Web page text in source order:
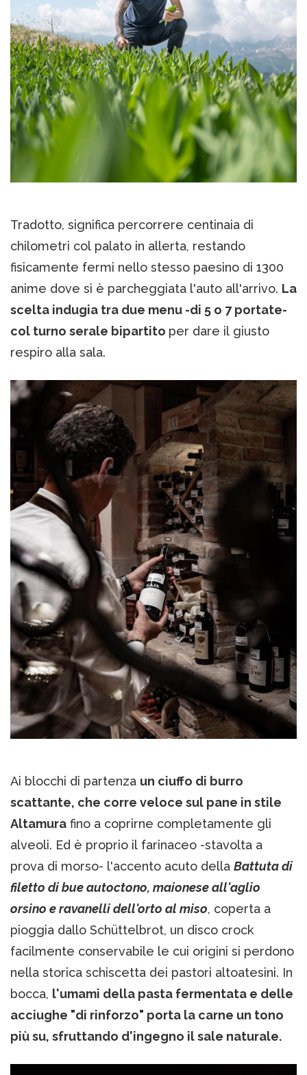
Tradotto, significa percorrere centinaia di
chilometri col palato in allerta, restando
fisicamente fermi nello stesso paesino di 1300
anime dove si è parcheggiata l'auto all'arrivo. La
scelta indugia tra due menu -di 5 o 7 portate-
col turno serale bipartito per dare il giusto
respiro alla sala.
Ai blocchi di partenza un ciuffo di burro
scattante, che corre veloce sul pane in stile
Altamura fino a coprirne completamente gli
alveoli. Ed è proprio il farinaceo -stavolta a
prova di morso- l'accento acuto della Battuta di
filetto di bue autoctono, maionese all'aglio
orsino e ravanelli dell'orto al miso, coperta a
pioggia dallo Schüttelbrot, un disco crock
facilmente conservabile le cui origini si perdono
nella storica schiscetta dei pastori altoatesini. In
bocca, l'umami della pasta fermentata e delle
acciughe "di rinforzo" porta la carne un tono
più su, sfruttando d'ingegno il sale naturale.